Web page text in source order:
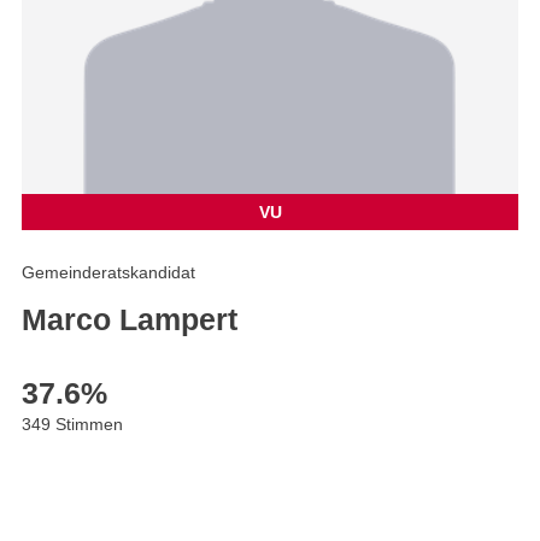
VU
Gemeinderatskandidat
Marco Lampert
37.6%
349 Stimmen